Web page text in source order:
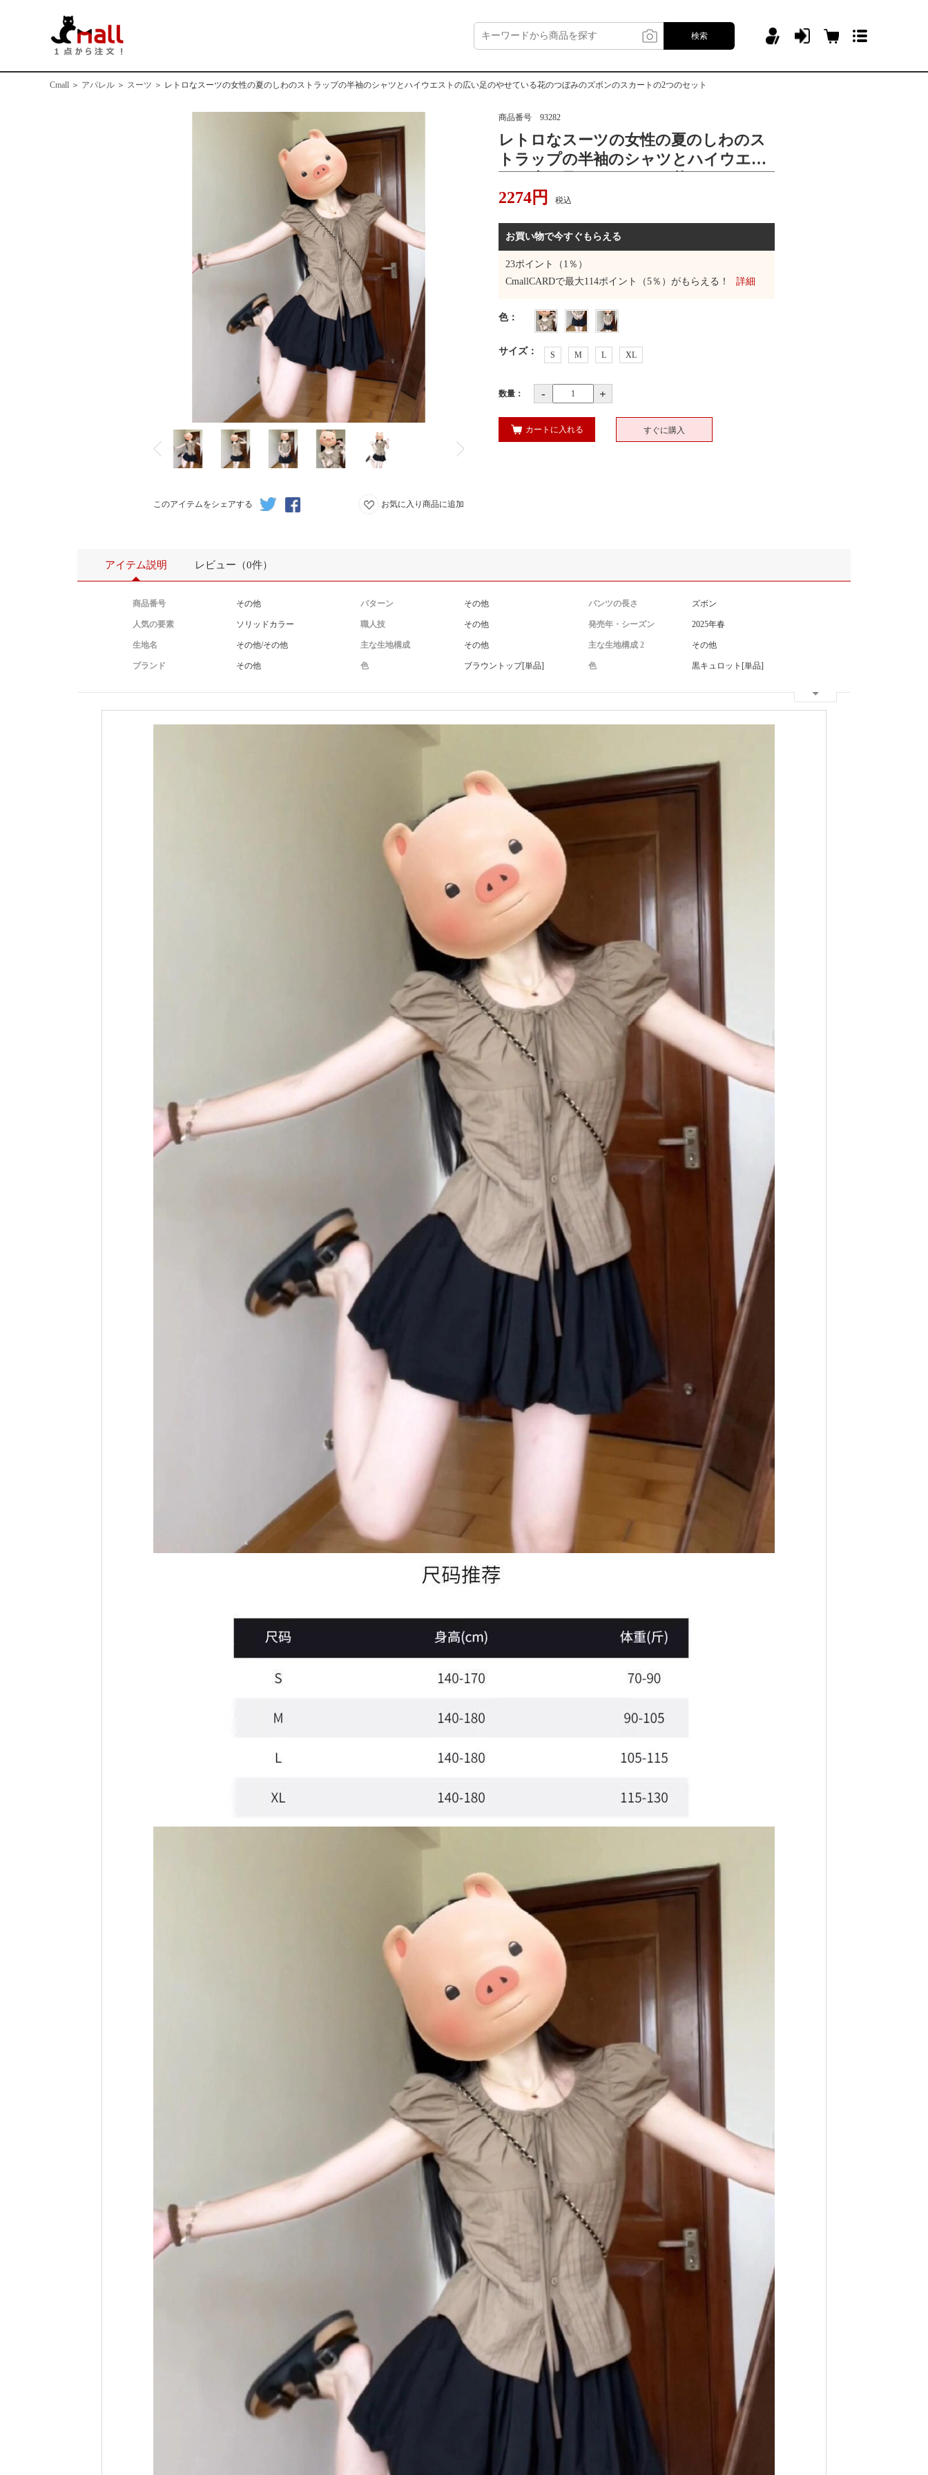
検索
Cmall ＞ アパレル ＞ スーツ ＞ レトロなスーツの女性の夏のしわのストラップの半袖のシャツとハイウエストの広い足のやせている花のつぼみのズボンのスカートの2つのセット
このアイテムをシェアする お気に入り商品に追加
商品番号 93282
レトロなスーツの女性の夏のしわのス
トラップの半袖のシャツとハイウエス
ズボンのスカートの2つのセット
2274円 税込
お買い物で今すぐもらえる
23ポイント（1％）
CmallCARDで最大114ポイント（5％）がもらえる！ 詳細
色：
サイズ： S M L XL
数量： - +
カートに入れる すぐに購入
アイテム説明 レビュー（0件）
商品番号 その他 パターン その他 パンツの長さ ズボン
人気の要素 ソリッドカラー 職人技 その他 発売年・シーズン 2025年春
生地名 その他/その他 主な生地構成 その他 主な生地構成 2 その他
ブランド その他 色 ブラウントップ[単品] 色 黒キュロット[単品]